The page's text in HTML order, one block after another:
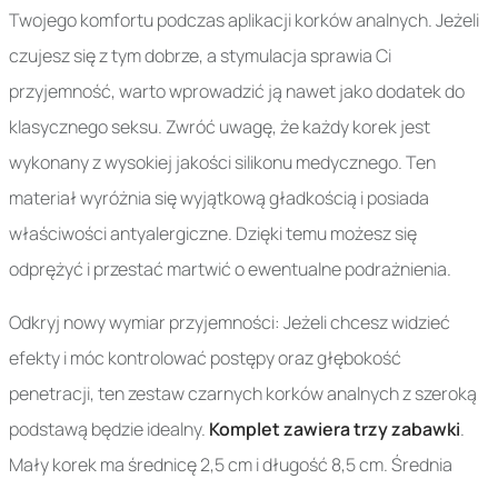
Twojego komfortu podczas aplikacji korków analnych. Jeżeli
czujesz się z tym dobrze, a stymulacja sprawia Ci
przyjemność, warto wprowadzić ją nawet jako dodatek do
klasycznego seksu. Zwróć uwagę, że każdy korek jest
wykonany z wysokiej jakości silikonu medycznego. Ten
materiał wyróżnia się wyjątkową gładkością i posiada
właściwości antyalergiczne. Dzięki temu możesz się
odprężyć i przestać martwić o ewentualne podrażnienia.
Odkryj nowy wymiar przyjemności: Jeżeli chcesz widzieć
efekty i móc kontrolować postępy oraz głębokość
penetracji, ten zestaw czarnych korków analnych z szeroką
podstawą będzie idealny. Komplet zawiera trzy zabawki.
Mały korek ma średnicę 2,5 cm i długość 8,5 cm. Średnia